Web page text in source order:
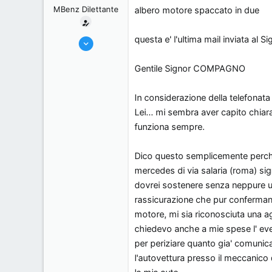
MBenz Dilettante albero motore spaccato in due
questa e' l'ultima mail inviata al
Gentile Signor COMPAGNO
In considerazione della
Lei... mi sembra aver capito
funziona sempre.
Dico questo semplicemente
mercedes di via salaria (roma)
dovrei sostenere senza neppure
rassicurazione che pur
motore, mi sia riconosciuta una
chiedevo anche a mie spese l'
per periziare quanto gia'
l'autovettura presso il